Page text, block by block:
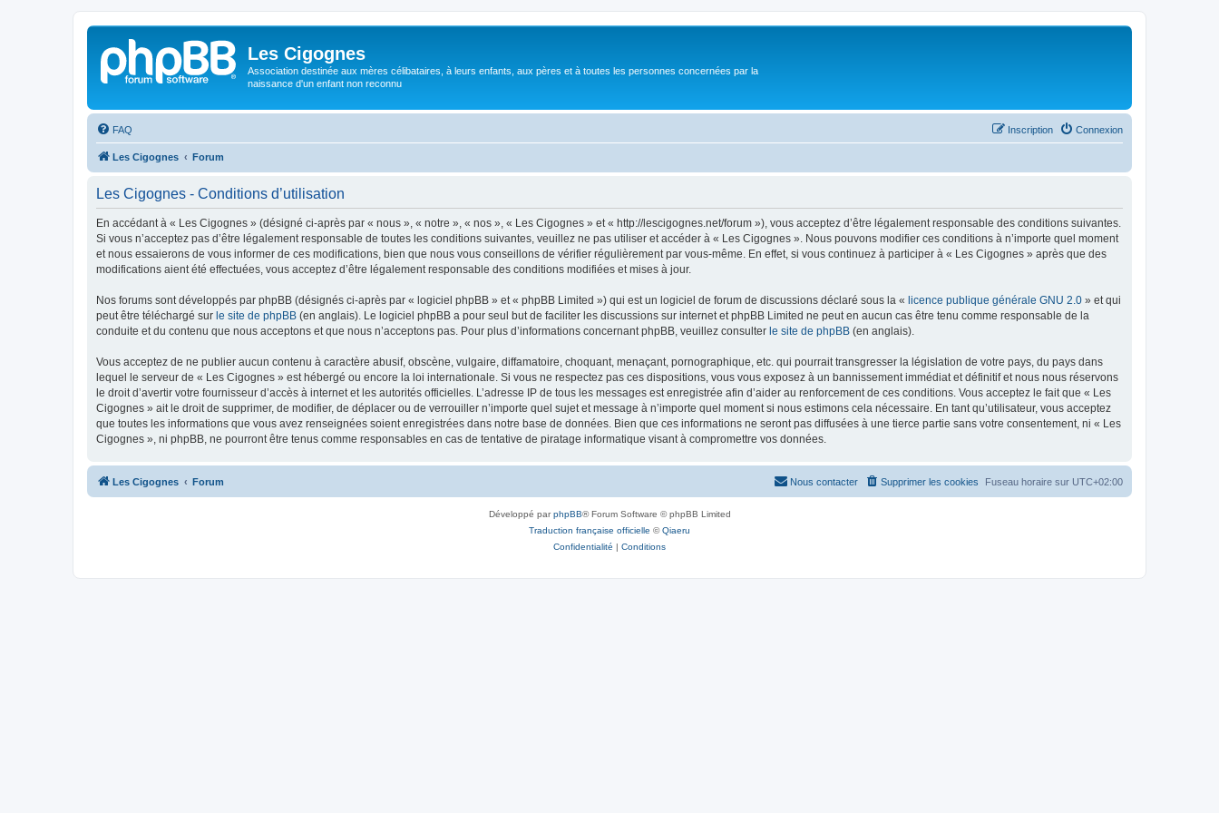
Les Cigognes
Association destinée aux mères célibataires, à leurs enfants, aux pères et à toutes les personnes concernées par la
naissance d'un enfant non reconnu
FAQ Connexion
Inscription
Les Cigognes Forum
Les Cigognes - Conditions d’utilisation
En accédant à « Les Cigognes » (désigné ci-après par « nous », « notre », « nos », « Les Cigognes » et « http://lescigognes.net/forum »), vous acceptez d’être légalement responsable des conditions suivantes.
Si vous n’acceptez pas d’être légalement responsable de toutes les conditions suivantes, veuillez ne pas utiliser et accéder à « Les Cigognes ». Nous pouvons modifier ces conditions à n’importe quel moment
et nous essaierons de vous informer de ces modifications, bien que nous vous conseillons de vérifier régulièrement par vous-même. En effet, si vous continuez à participer à « Les Cigognes » après que des
modifications aient été effectuées, vous acceptez d’être légalement responsable des conditions modifiées et mises à jour.
Nos forums sont développés par phpBB (désignés ci-après par « logiciel phpBB » et « phpBB Limited ») qui est un logiciel de forum de discussions déclaré sous la « licence publique générale GNU 2.0 » et qui
peut être téléchargé sur le site de phpBB (en anglais). Le logiciel phpBB a pour seul but de faciliter les discussions sur internet et phpBB Limited ne peut en aucun cas être tenu comme responsable de la
conduite et du contenu que nous acceptons et que nous n’acceptons pas. Pour plus d’informations concernant phpBB, veuillez consulter le site de phpBB (en anglais).
Vous acceptez de ne publier aucun contenu à caractère abusif, obscène, vulgaire, diffamatoire, choquant, menaçant, pornographique, etc. qui pourrait transgresser la législation de votre pays, du pays dans
lequel le serveur de « Les Cigognes » est hébergé ou encore la loi internationale. Si vous ne respectez pas ces dispositions, vous vous exposez à un bannissement immédiat et définitif et nous nous réservons
le droit d’avertir votre fournisseur d’accès à internet et les autorités officielles. L’adresse IP de tous les messages est enregistrée afin d’aider au renforcement de ces conditions. Vous acceptez le fait que « Les
Cigognes » ait le droit de supprimer, de modifier, de déplacer ou de verrouiller n’importe quel sujet et message à n’importe quel moment si nous estimons cela nécessaire. En tant qu’utilisateur, vous acceptez
que toutes les informations que vous avez renseignées soient enregistrées dans notre base de données. Bien que ces informations ne seront pas diffusées à une tierce partie sans votre consentement, ni « Les
Cigognes », ni phpBB, ne pourront être tenus comme responsables en cas de tentative de piratage informatique visant à compromettre vos données.
Les Cigognes Forum Fuseau horaire sur UTC+02:00
Supprimer les cookies
Nous contacter
Développé parphpBB® Forum Software © phpBB Limited
Traduction française officielle ©Qiaeru
Confidentialité | Conditions